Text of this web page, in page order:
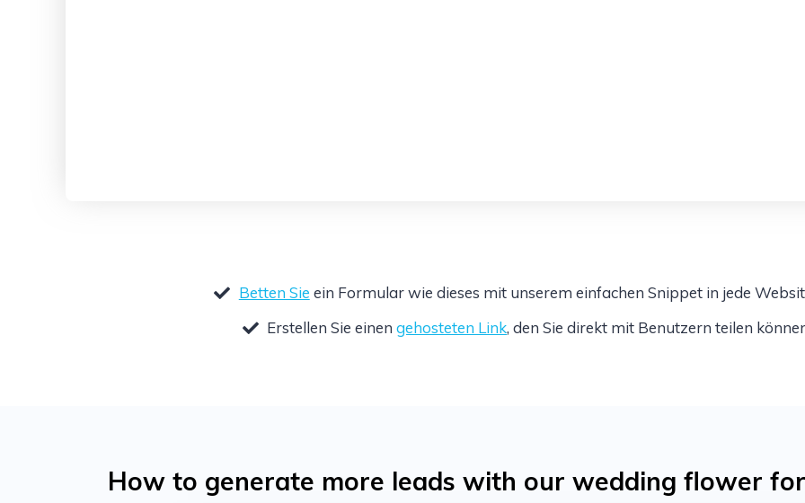
Betten Sie ein Formular wie dieses mit unserem einfachen Snippet in jede
Erstellen Sie einengehosteten Link, den Sie direkt mit Benutzern teilen
How to generate more leads with our wedding flower